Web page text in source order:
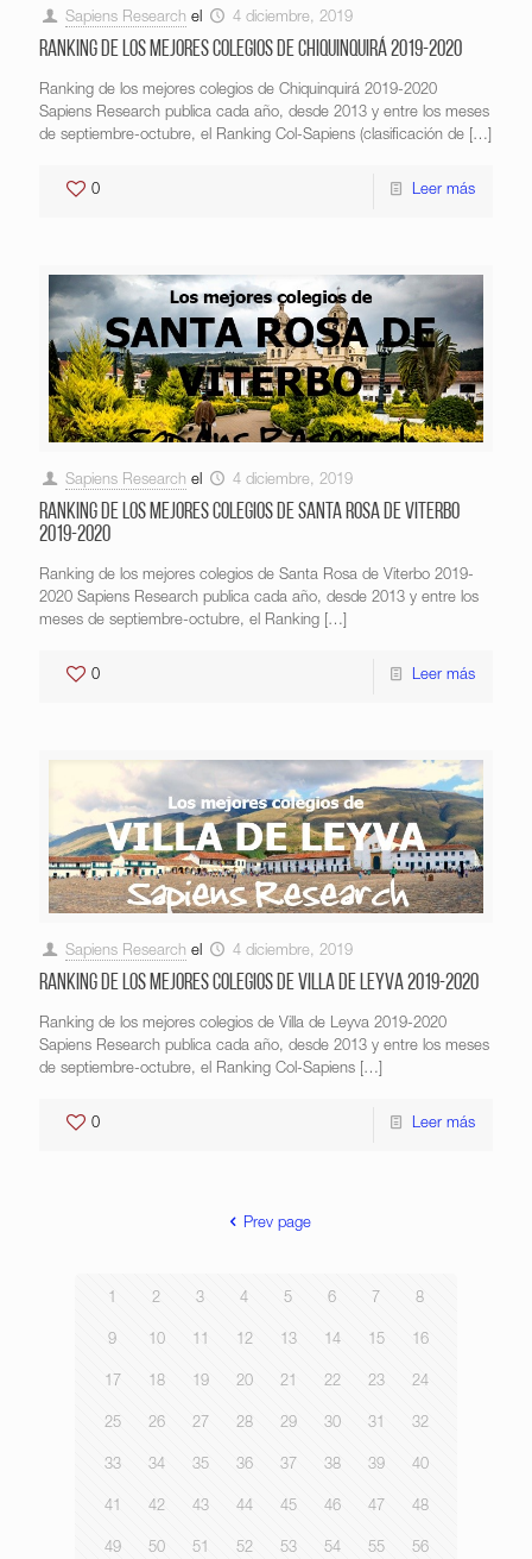
Sapiens Research el 4 diciembre, 2019
Ranking de los mejores colegios de Chiquinquirá 2019-2020
Ranking de los mejores colegios de Chiquinquirá 2019-2020
Sapiens Research publica cada año, desde 2013 y entre los meses
de septiembre-octubre, el Ranking Col-Sapiens (clasificación de […]
0 Leer más
Sapiens Research el 4 diciembre, 2019
Ranking de los mejores colegios de Santa Rosa de Viterbo
2019-2020
Ranking de los mejores colegios de Santa Rosa de Viterbo 2019-
2020 Sapiens Research publica cada año, desde 2013 y entre los
meses de septiembre-octubre, el Ranking […]
0 Leer más
Sapiens Research el 4 diciembre, 2019
Ranking de los mejores colegios de Villa de Leyva 2019-2020
Ranking de los mejores colegios de Villa de Leyva 2019-2020
Sapiens Research publica cada año, desde 2013 y entre los meses
de septiembre-octubre, el Ranking Col-Sapiens […]
0 Leer más
Prev page
1 2 3 4 5 6 7 8
9 10 11 12 13 14 15 16
17 18 19 20 21 22 23 24
25 26 27 28 29 30 31 32
33 34 35 36 37 38 39 40
41 42 43 44 45 46 47 48
49 50 51 52 53 54 55 56